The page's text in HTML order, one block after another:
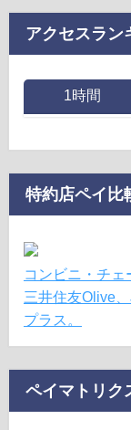
アクセスラン
1時間
特約店ペイ比
コンビニ・チェ
三井住友Olive
プラス。
ペイマトリク